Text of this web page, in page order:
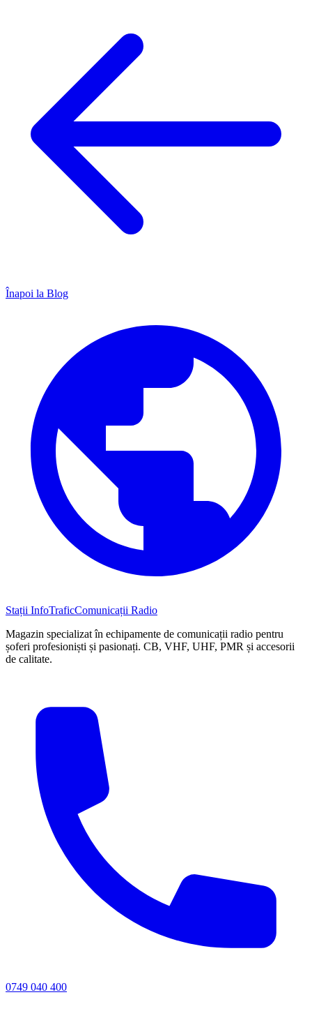
Înapoi la Blog
Stații InfoTraficComunicații Radio
Magazin specializat în echipamente de comunicații radio pentru
șoferi profesioniști și pasionați. CB, VHF, UHF, PMR și accesorii
de calitate.
0749 040 400